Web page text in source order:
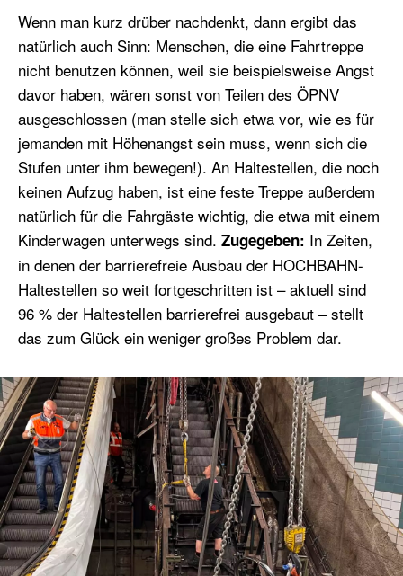
Wenn man kurz drüber nachdenkt, dann ergibt das
natürlich auch Sinn: Menschen, die eine Fahrtreppe
nicht benutzen können, weil sie beispielsweise Angst
davor haben, wären sonst von Teilen des ÖPNV
ausgeschlossen (man stelle sich etwa vor, wie es für
jemanden mit Höhenangst sein muss, wenn sich die
Stufen unter ihm bewegen!). An Haltestellen, die noch
keinen Aufzug haben, ist eine feste Treppe außerdem
natürlich für die Fahrgäste wichtig, die etwa mit einem
Kinderwagen unterwegs sind. Zugegeben: In Zeiten,
in denen der barrierefreie Ausbau der HOCHBAHN-
Haltestellen so weit fortgeschritten ist – aktuell sind
96 % der Haltestellen barrierefrei ausgebaut – stellt
das zum Glück ein weniger großes Problem dar.